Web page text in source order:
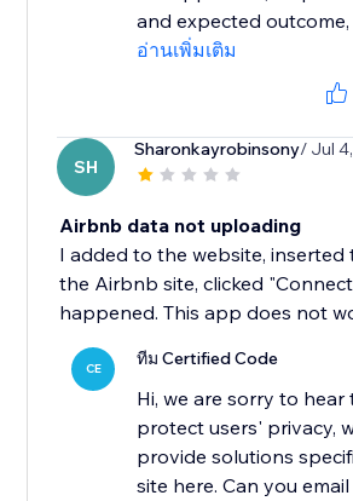
and expected outcome,
อ่านเพิ่มเติม
SH
Sharonkayrobinsony/ Jul
Airbnb data not uploading
I added to the website, inserted
the Airbnb site, clicked
happened. This app does not
CE ทีม Certified Code
Hi, we are sorry to hear
protect users' privacy,
provide solutions
site here. Can you email